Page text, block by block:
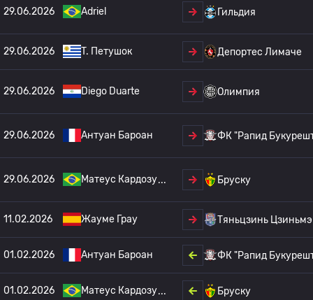
29.06.2026 Adriel Гильдия
29.06.2026 T. Петушок Депортес Лимаче
29.06.2026 Diego Duarte Олимпия
29.06.2026 Антуан Бароан ФК "Рапид
29.06.2026 Матеус Кардозу Бруску
11.02.2026 Жауме Грау Тяньцзинь
01.02.2026 Антуан Бароан ФК "Рапид
01.02.2026 Матеус Кардозу Бруску